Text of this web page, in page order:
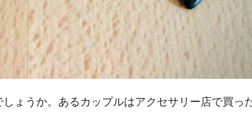
ょうか。 あるカップルはアクセサリー店で買っ